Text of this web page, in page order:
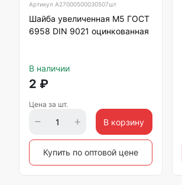
Артикул А27000500030507шт
Шайба увеличенная М5 ГОСТ
6958 DIN 9021 оцинкованная
В наличии
2 ₽
Цена за шт.
В корзину
Купить по оптовой цене